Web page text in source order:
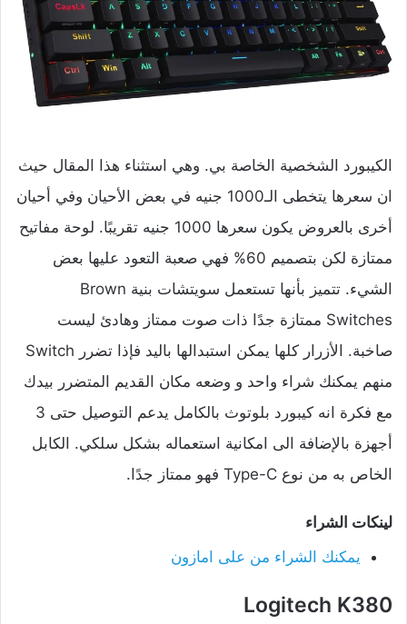
الكيبورد الشخصية الخاصة بي. وهي استثناء هذا المقال حيث
ان سعرها يتخطى الـ1000 جنيه في بعض الأحيان وفي أحيان
أخرى بالعروض يكون سعرها 1000 جنيه تقريبًا. لوحة مفاتيح
ممتازة لكن بتصميم 60% فهي صعبة التعود عليها بعض
الشيء. تتميز بأنها تستعمل سويتشات بنية Brown
Switches ممتازة جدًا ذات صوت ممتاز وهادئ ليست
صاخبة. الأزرار كلها يمكن استبدالها باليد فإذا تضرر Switch
منهم يمكنك شراء واحد و وضعه مكان القديم المتضرر بيدك
مع فكرة انه كيبورد بلوتوث بالكامل يدعم التوصيل حتى 3
أجهزة بالإضافة الى امكانية استعماله بشكل سلكي. الكابل
الخاص به من نوع Type-C فهو ممتاز جدًا.
لينكات الشراء
يمكنك الشراء من على امازون
Logitech K380